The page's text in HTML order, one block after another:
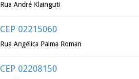
Rua André Klainguti
CEP 02215060
Rua Angélica Palma Roman
CEP 02208150